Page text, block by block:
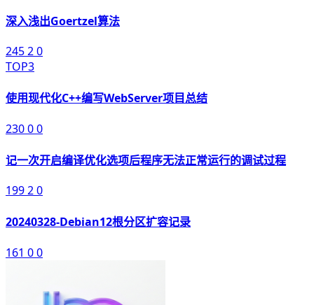
深入浅出Goertzel算法
24520
TOP3
使用现代化C++编写WebServer项目总结
23000
记一次开启编译优化选项后程序无法正常运行的调试过程
19920
20240328-Debian12根分区扩容记录
161 00